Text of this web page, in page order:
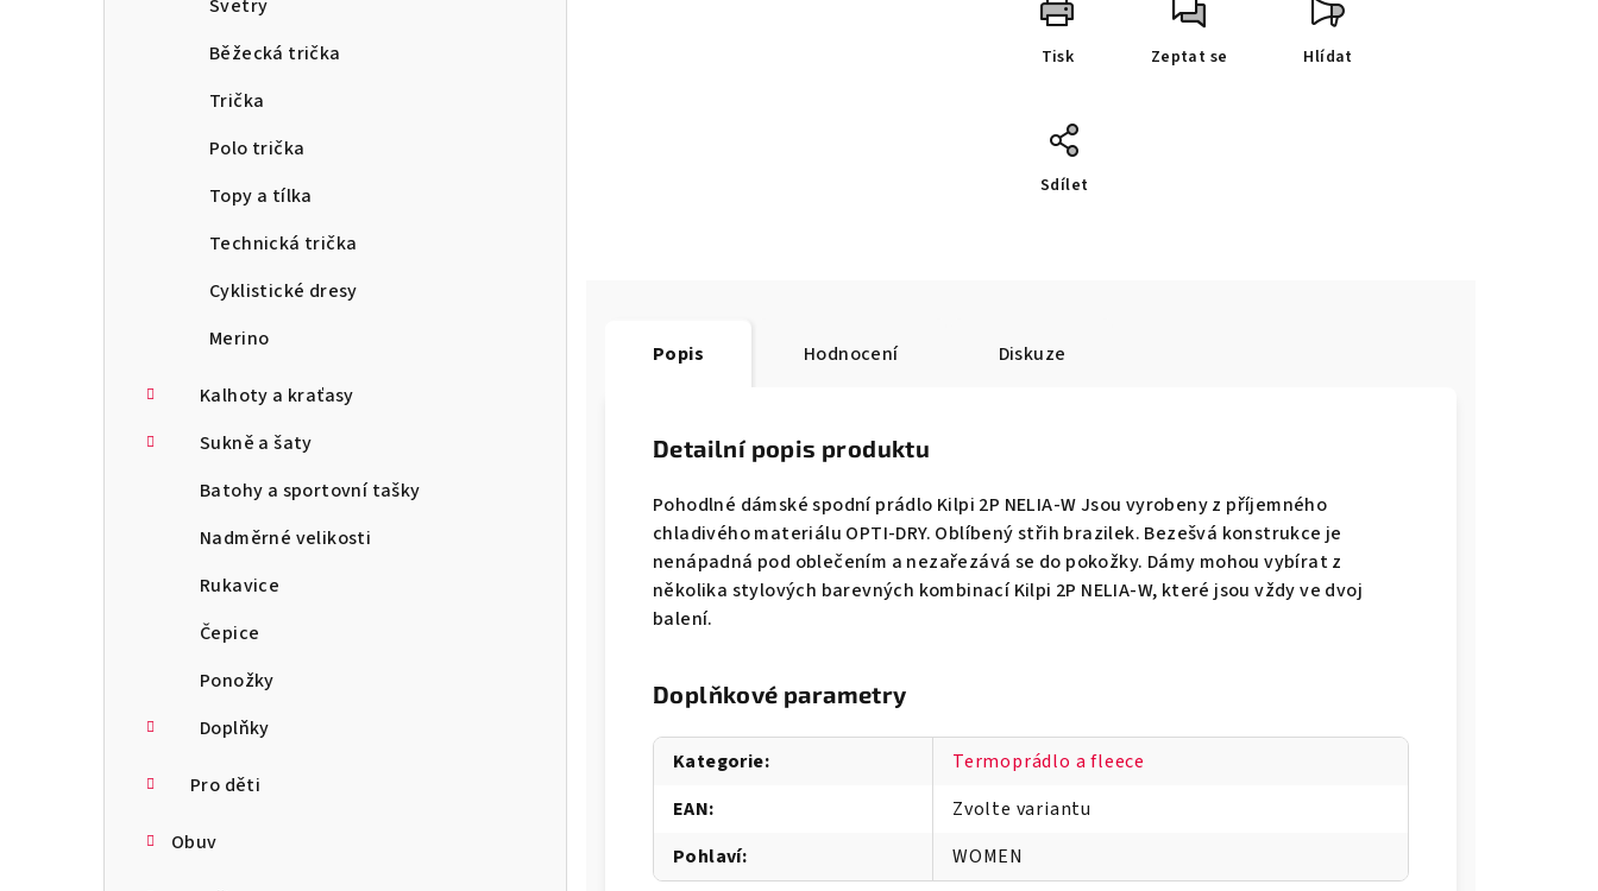
Svetry
Běžecká trička
Trička
Polo trička
Topy a tílka
Technická trička
Cyklistické dresy
Merino
Kalhoty a kraťasy
Sukně a šaty
Batohy a sportovní tašky
Nadměrné velikosti
Rukavice
Čepice
Ponožky
Doplňky
Pro děti
Obuv
Tisk Zeptat se Hlídat
Sdílet
Popis Hodnocení Diskuze
Detailní popis produktu
Pohodlné dámské spodní prádlo Kilpi 2P NELIA-W Jsou vyrobeny z příjemného
chladivého materiálu OPTI-DRY. Oblíbený střih brazilek. Bezešvá konstrukce je
nenápadná pod oblečením a nezařezává se do pokožky. Dámy mohou vybírat z
několika stylových barevných kombinací Kilpi 2P NELIA-W, které jsou vždy ve dvoj
balení.
Doplňkové parametry
Kategorie:
Termoprádlo a fleece
EAN:
Zvolte variantu
Pohlaví: WOMEN